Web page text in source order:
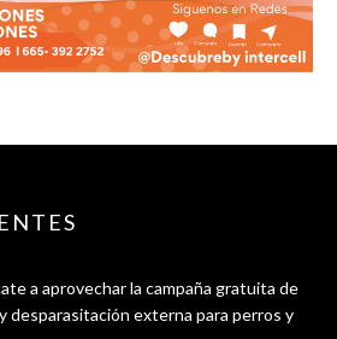
a aprovechar la campaña gratuita de
desparasitación externa para perros y